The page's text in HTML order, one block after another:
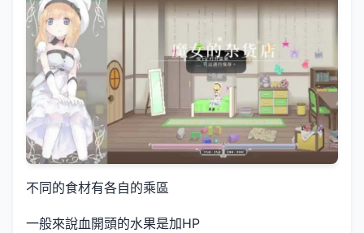
不同的食材有各自的乘區
一般來說血開頭的水果是加HP